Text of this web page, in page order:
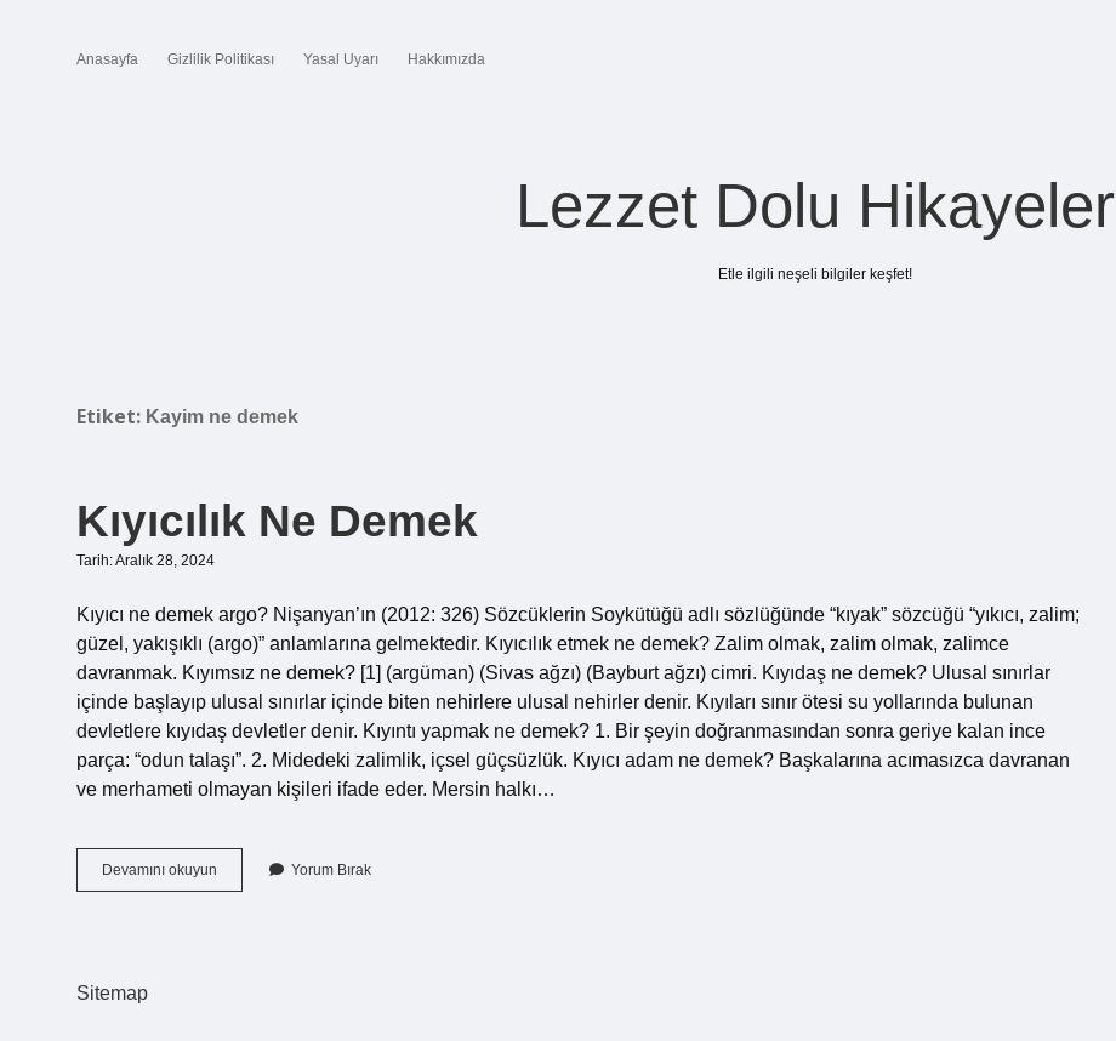
Anasayfa Gizlilik Politikası Yasal Uyarı Hakkımızda
Lezzet Dolu Hikayeler
Etle ilgili neşeli bilgiler keşfet!
Etiket: Kayim ne demek
Kıyıcılık Ne Demek
Tarih: Aralık 28, 2024
Kıyıcı ne demek argo? Nişanyan’ın (2012: 326) Sözcüklerin Soykütüğü adlı sözlüğünde “kıyak” sözcüğü “yıkıcı, zalim;
güzel, yakışıklı (argo)” anlamlarına gelmektedir. Kıyıcılık etmek ne demek? Zalim olmak, zalim olmak, zalimce
davranmak. Kıyımsız ne demek? [1] (argüman) (Sivas ağzı) (Bayburt ağzı) cimri. Kıyıdaş ne demek? Ulusal sınırlar
içinde başlayıp ulusal sınırlar içinde biten nehirlere ulusal nehirler denir. Kıyıları sınır ötesi su yollarında bulunan
devletlere kıyıdaş devletler denir. Kıyıntı yapmak ne demek? 1. Bir şeyin doğranmasından sonra geriye kalan ince
parça: “odun talaşı”. 2. Midedeki zalimlik, içsel güçsüzlük. Kıyıcı adam ne demek? Başkalarına acımasızca davranan
ve merhameti olmayan kişileri ifade eder. Mersin halkı…
Devamını okuyun
Ne
Yorum Bırak
Sitemap